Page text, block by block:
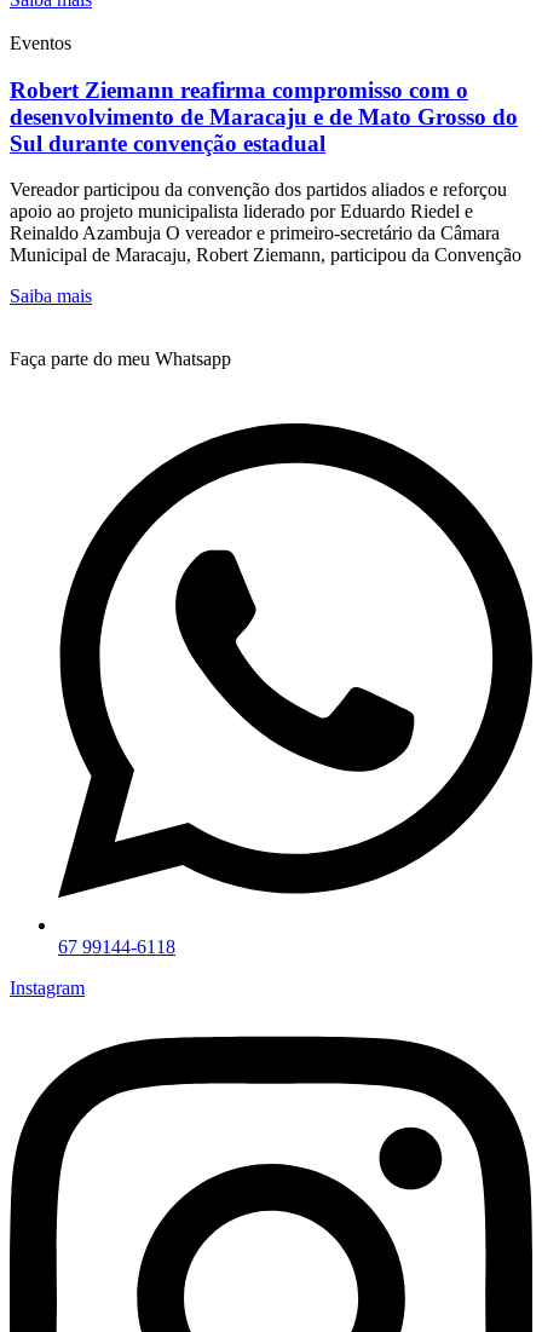
Eventos
Robert Ziemann reafirma compromisso com o
desenvolvimento de Maracaju e de Mato Grosso do
Sul durante convenção estadual
Vereador participou da convenção dos partidos aliados e reforçou
apoio ao projeto municipalista liderado por Eduardo Riedel e
Reinaldo Azambuja O vereador e primeiro-secretário da Câmara
Municipal de Maracaju, Robert Ziemann, participou da Convenção
Saiba mais
Faça parte do meu Whatsapp
67 99144-6118
Instagram